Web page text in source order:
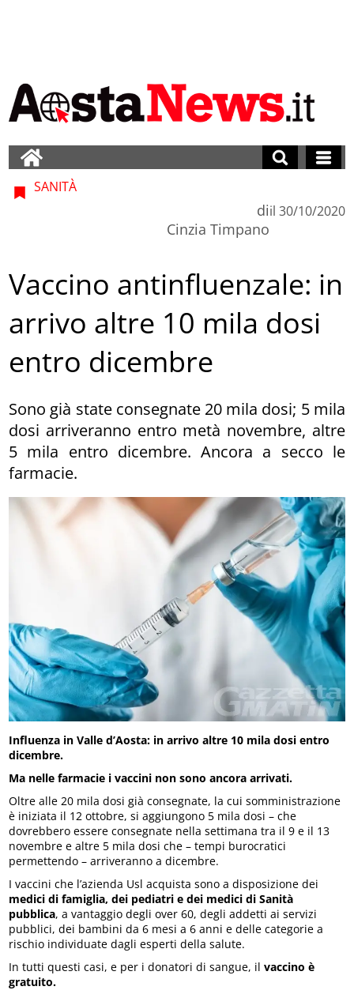
SANITÀ
di
Cinzia Timpano
il 30/10/2020
Vaccino antinfluenzale: in
arrivo altre 10 mila dosi
entro dicembre
Sono già state consegnate 20 mila dosi; 5 mila
dosi arriveranno entro metà novembre, altre
5 mila entro dicembre. Ancora a secco le
farmacie.
Influenza in Valle d’Aosta: in arrivo altre 10 mila dosi entro
dicembre.
Ma nelle farmacie i vaccini non sono ancora arrivati.
Oltre alle 20 mila dosi già consegnate, la cui somministrazione
è iniziata il 12 ottobre, si aggiungono 5 mila dosi – che
dovrebbero essere consegnate nella settimana tra il 9 e il 13
novembre e altre 5 mila dosi che – tempi burocratici
permettendo – arriveranno a dicembre.
I vaccini che l’azienda Usl acquista sono a disposizione dei
medici di famiglia, dei pediatri e dei medici di Sanità
pubblica, a vantaggio degli over 60, degli addetti ai servizi
pubblici, dei bambini da 6 mesi a 6 anni e delle categorie a
rischio individuate dagli esperti della salute.
In tutti questi casi, e per i donatori di sangue, ilvaccino è
gratuito.